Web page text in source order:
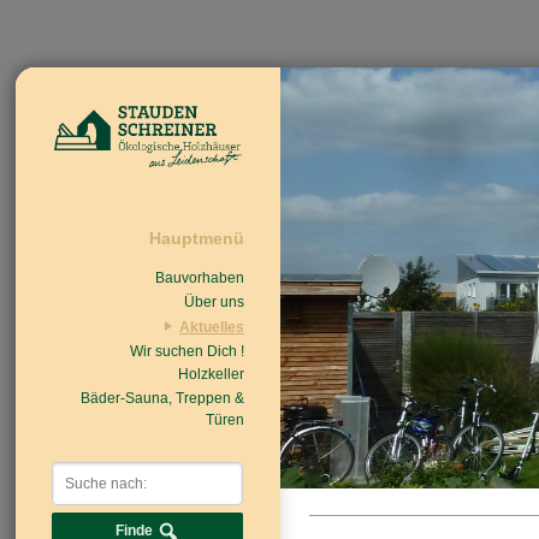
Hauptmenü
Bauvorhaben
Über uns
Aktuelles
Beiträge
Nachrichten/Einzug
Wir suchen Dich !
Holzkeller
Bäder-Sauna, Treppen &
Türen
Finde